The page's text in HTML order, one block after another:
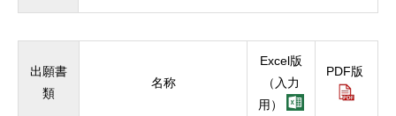
出願書
類
名称
Excel版
（入力
用）
PDF版